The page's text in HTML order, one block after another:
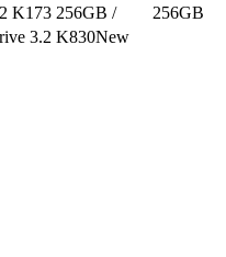
K173 256GB /
256GB
3.2 K830New